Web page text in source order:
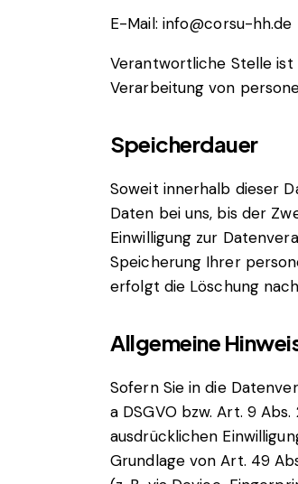
E-Mail: info@corsu-hh.de
Verantwortliche Stelle ist
Verarbeitung von
Speicherdauer
Soweit innerhalb dieser
Daten bei uns, bis der
Einwilligung zur
Speicherung Ihrer
erfolgt die Löschung
Allgemeine
Sofern Sie in die
a DSGVO bzw. Art. 9
ausdrücklichen
Grundlage von Art. 49